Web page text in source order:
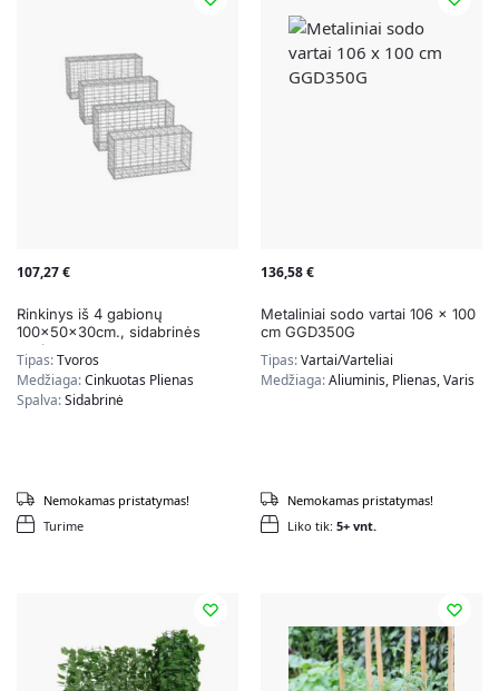
107,27€
Rinkinys iš 4 gabionų
100x50x30cm., sidabrinės
spalvos
Tipas:Tvoros
Medžiaga:Cinkuotas Plienas
Spalva:Sidabrinė
Turime
Nemokamas pristatymas!
136,58€
Metaliniai sodo vartai 106 x 100
cm GGD350G
Tipas:Vartai/varteliai
Medžiaga:Aliuminis, Plienas, Varis
Liko tik: 5+ vnt.
Nemokamas pristatymas!